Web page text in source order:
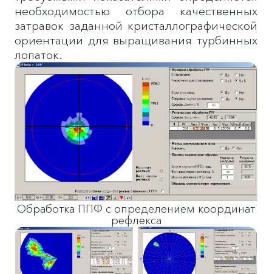
необходимостью отбора качественных
затравок заданной кристаллографической
ориентации для выращивания турбинных
лопаток.
Обработка ППФ с определением координат
рефлекса